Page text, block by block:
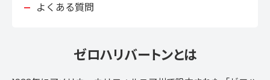
よくある質問
ゼロハリバートンとは